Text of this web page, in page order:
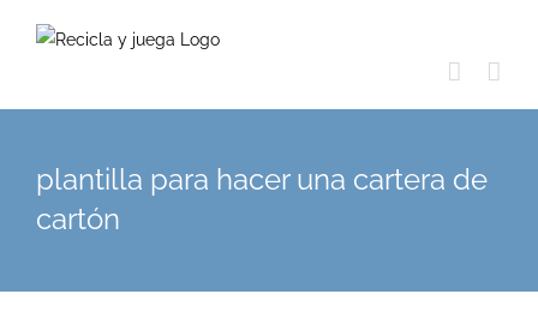
plantilla para hacer una cartera de
cartón